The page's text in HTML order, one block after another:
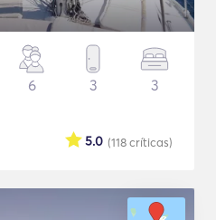
6 3 3
(118críticas)
5.0